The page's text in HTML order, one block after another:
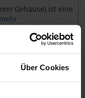
Über Cookies
Gehäuse) ist eine
mehr